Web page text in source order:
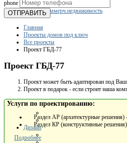
Склады
Коммерч.недвижимость
Дизайн
phone
ОТПРАВИТЬ
Главная
Проекты домов под ключ
Все проекты
Проект ГБД-77
Проект ГБД-77
Проект может быть адаптирован под
Проект в подарок - если строит наша
Услуги по проектированию:
Раздел АР (архитектурные решения)
Раздел КР (конструктивные
Подробнее